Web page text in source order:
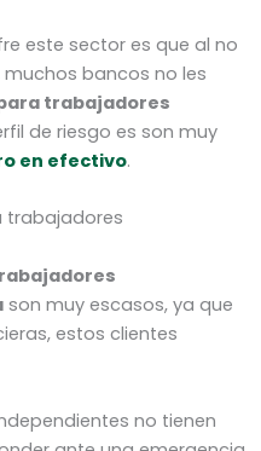
este sector es que al no
bancos no les
trabajadores
de riesgo es son muy
en efectivo.
trabajadores
son muy escasos, ya que
estos clientes
no tienen